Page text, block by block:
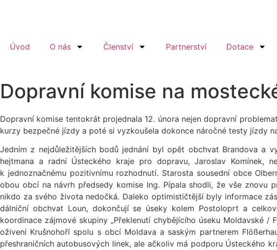
Úvod O nás Členství Partnerství Dotace
Dopravní komise na
Dopravní komise tentokrát projednala 12. února nejen dopravní
kurzy bezpečné jízdy a poté si vyzkoušela dokonce náročné testy jízdy
Jedním z nejdůležitějších bodů jednání byl opět obchvat Brandova a
hejtmana a radní Ústeckého kraje pro dopravu, Jaroslav
k jednoznačnému pozitivnímu rozhodnutí. Starosta sousední obce
obou obcí na návrh předsedy komise Ing. Pípala shodli, že vše znovu
nikdo za svého života nedočká. Daleko optimističtější byly informace
dálniční obchvat Loun, dokončují se úseky kolem Postoloprt a
koordinace zájmové skupiny „Překlenutí chybějícího úseku Moldavské
oživení Krušnohoří spolu s obcí Moldava a saským partnerem
přeshraničních autobusových linek, ale ačkoliv má podporu Ústeckého